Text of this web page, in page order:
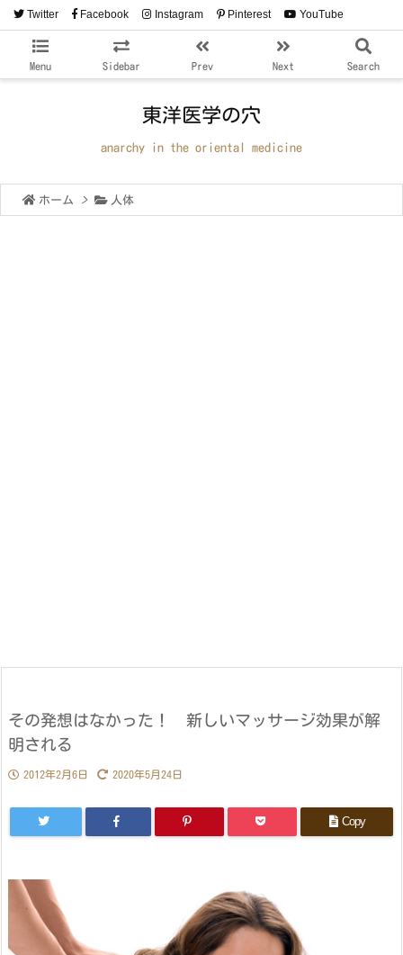
Menu Sidebar Prev Next Search
Twitter Facebook Instagram Pinterest YouTube
RSS
東洋医学の穴
anarchy in the oriental medicine
ホーム > 人体
その発想はなかった！ 新しいマッサージ効果が解
明される
2012年2月6日 2020年5月24日
Copy